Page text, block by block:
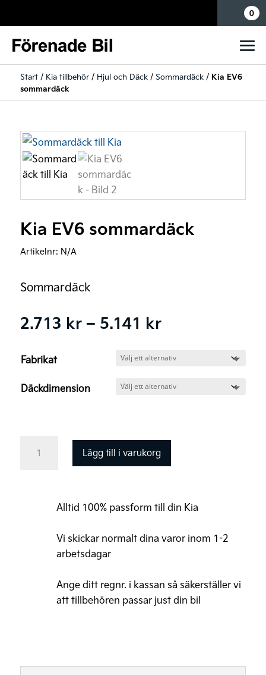
0
Start/ Kia tillbehör/ Hjul och Däck/ Sommardäck/ Kia EV6
sommardäck
Kia EV6 sommardäck
Artikelnr: N/A
Sommardäck
2.713 kr – 5.141 krPrisintervall:
till
Fabrikat
Däckdimension
Lägg till i varukorg
Alltid 100% passform till din Kia
Vi skickar normalt dina varor inom 1-2
arbetsdagar
Ange ditt regnr. i kassan så säkerställer vi
att tillbehören passar just din bil